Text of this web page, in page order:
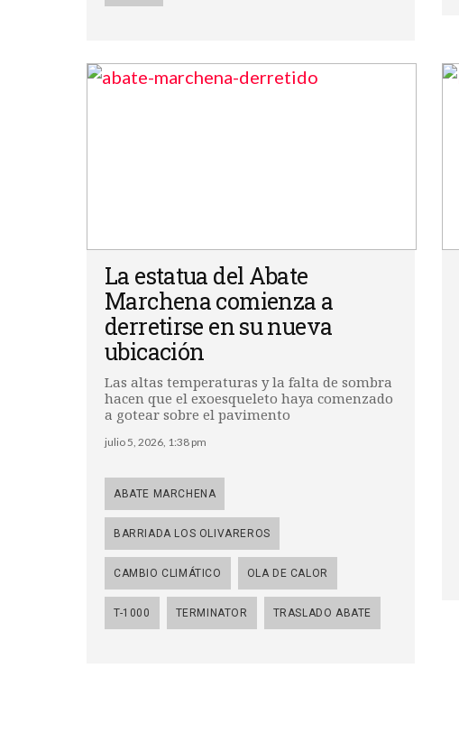
La estatua del Abate
Marchena comienza a
derretirse en su nueva
ubicación
Las altas temperaturas y la falta de sombra
hacen que el exoesqueleto haya comenzado
a gotear sobre el pavimento
julio 5, 2026, 1:38 pm
ABATE MARCHENA
BARRIADA LOS OLIVAREROS
CAMBIO CLIMÁTICO OLA DE CALOR
T-1000 TERMINATOR TRASLADO ABATE